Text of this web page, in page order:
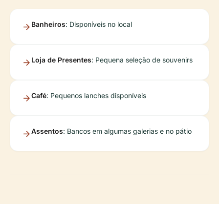
Banheiros: Disponíveis no local
Loja de Presentes: Pequena seleção de souvenirs
Café: Pequenos lanches disponíveis
Assentos: Bancos em algumas galerias e no pátio